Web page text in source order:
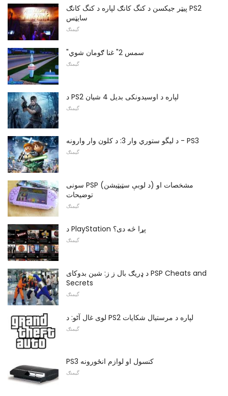
پیټر جیکسن د کنگ کانګ لپاره د کنگ کانګ PS2
سایټس
گیمنګ
"سمس 2" غنا ګومان شوي
گیمنګ
د PS2 لپاره د اوسیدونکی بدیل 4 شیان
گیمنګ
د لیگو ستوري وار 3: د کلون وار وارونه - PS3
گیمنګ
سونی PSP (د لوبې سټیټیشن) مشخصات او
توضیحات
گیمنګ
د PlayStation پړا څه دی؟
گیمنګ
د ډریګ بال ز ز: شین بدوکای PSP Cheats and
Secrets
گیمنګ
لوی غال آٹو: د PS2 لپاره د مرستیال شکایات
گیمنګ
PS3 کنسول او لوازم انځورونه
گیمنګ